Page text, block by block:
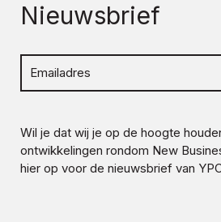
Nieuwsbrief
Wil je dat wij je op de hoogte
ontwikkelingen rondom New
hier op voor de nieuwsbrief van